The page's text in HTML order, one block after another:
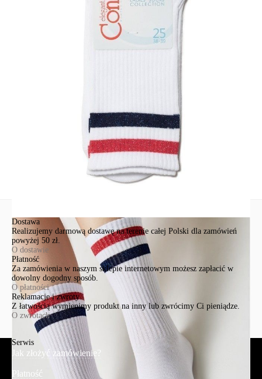
podkreśl swoją indywidualność.
1001321080020124157
bawełna 58%; poliamid 35%; wiskoza 3%; elastan 3%; poliester 1%
Ten produkt nie ma pytań Możesz zadać pytanie, klikając przycisk
Dostawa
Realizujemy darmową dostawę na terenie całej Polski dla zamówień
powyżej 50 zł.
O dostawie
Płatność
Za zamówienia w naszym sklepie internetowym możesz zapłacić w
dowolny dogodny sposób.
O płatności
Reklamacje i zwroty
Z łatwością wymienimy produkt na inny lub zwrócimy Ci pieniądze.
O zwrotach
Serwis
Jak złożyć zamówienie?
Płatność